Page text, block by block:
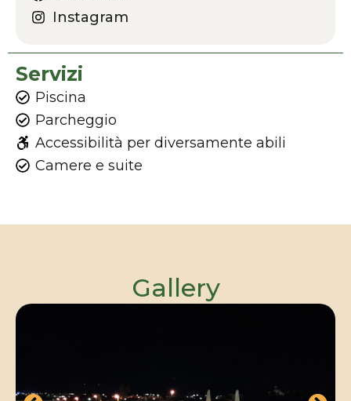
Instagram
Servizi
Piscina
Parcheggio
Accessibilità per diversamente abili
Camere e suite
Gallery